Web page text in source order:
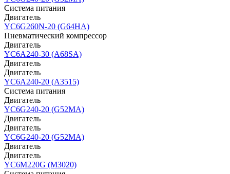
Система питания
Двигатель
YC6G260N-20 (G64HA)
Пневматический компрессор
Двигатель
YC6A240-30 (A68SA)
Двигатель
Двигатель
YC6A240-20 (A3515)
Система питания
Двигатель
YC6G240-20 (G52MA)
Двигатель
Двигатель
YC6G240-20 (G52MA)
Двигатель
Двигатель
YC6M220G (M3020)